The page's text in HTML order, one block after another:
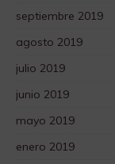
septiembre 2019
agosto 2019
julio 2019
junio 2019
mayo 2019
enero 2019